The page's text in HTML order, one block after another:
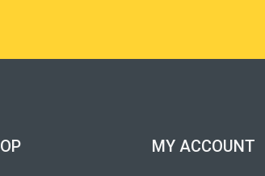
MY ACCOUNT